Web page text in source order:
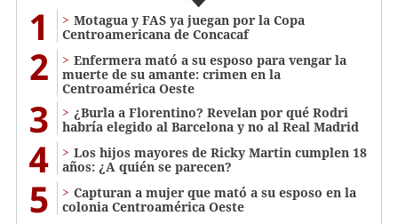
1
Motagua y FAS ya juegan por la Copa
Centroamericana de Concacaf
2
Enfermera mató a su esposo para vengar la
muerte de su amante: crimen en la
Centroamérica Oeste
3
¿Burla a Florentino? Revelan por qué Rodri
habría elegido al Barcelona y no al Real Madrid
4
Los hijos mayores de Ricky Martin cumplen 18
años: ¿A quién se parecen?
5
Capturan a mujer que mató a su esposo en la
colonia Centroamérica Oeste